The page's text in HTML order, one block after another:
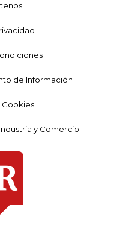
de Información
Cookies
y Comercio